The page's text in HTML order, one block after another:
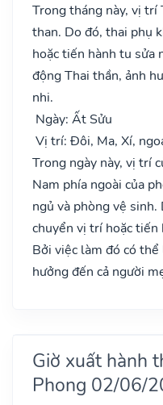
Trong tháng này, vị trí
than. Do đó, thai phụ
hoặc tiến hành tu sửa
động Thai thần, ảnh
nhi.
Ngày: Ất Sửu
Vị trí: Đôi, Ma, Xí,
Trong ngày này, vị trí
Nam phía ngoài của
ngủ và phòng vệ
chuyển vị trí hoặc tiến
Bởi việc làm đó có
hưởng đến cả người
Giờ xuất hành
Phong 02/06/